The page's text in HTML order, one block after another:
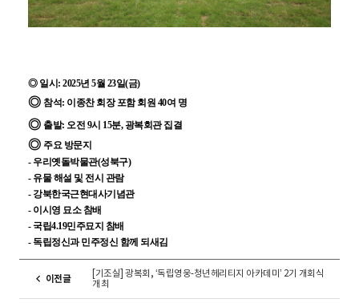
◎ 일시 : 2025년 5월 23일(금)
◎참석: 이종찬 회장 포함 회원 40여 명
◎ 출발: 오전 9시 15분, 광복회관 집결
◎ 주요 방문지
- 우리옛돌박물관(성북구)
- 유물 해설 및 전시 관람
- 강북한국근현대사기념관
- 이시영 묘소 참배
- 국립4.19민주묘지 참배
- 독립정신과 민주정신 함께 되새김
이전글
[기조실] 광복회, ‘독립영웅-청년헤리티지 아카데미’ 2기 개회식
개최